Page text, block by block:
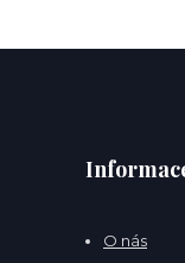
O nás